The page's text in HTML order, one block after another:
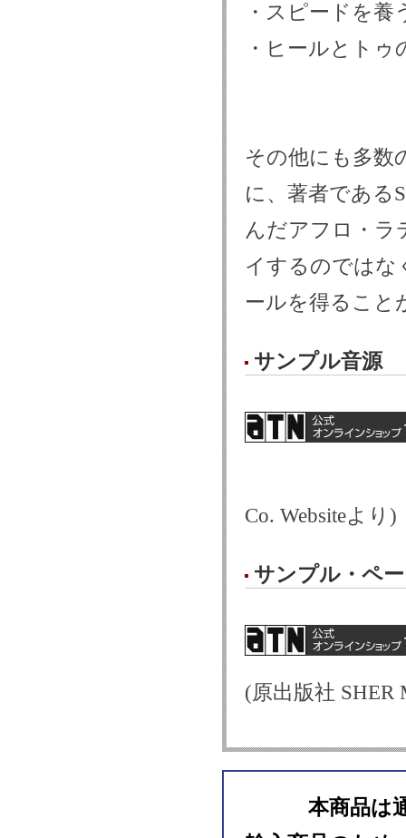
・スピードを
・ヒールとト
その他にも多数
に、著者である
んだアフロ・ラ
イするのではな
ールを得ること
サンプル音源
Co. Websiteより)
サンプル・ペ
(原出版社 SHER
本商品は